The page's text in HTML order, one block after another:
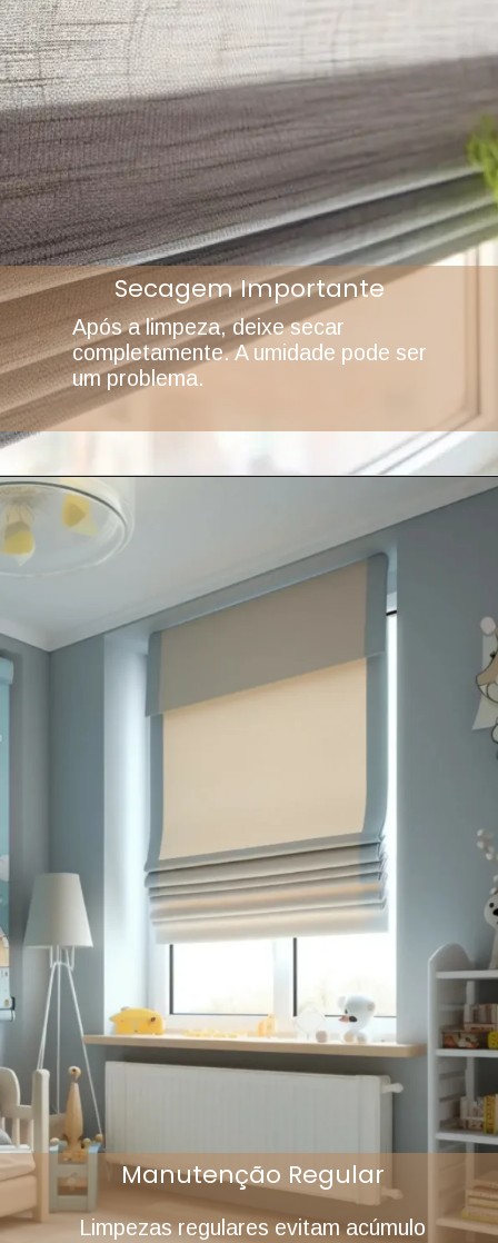
Após a limpeza, deixe secar
completamente. A umidade pode ser
um problema.
Secagem Importante
Limpezas regulares evitam acúmulo
Manutenção Regular